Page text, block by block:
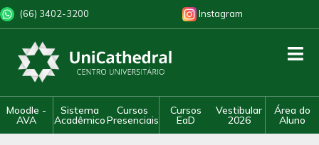
(66) 3402-3200 Instagram
Moodle -
AVA
Sistema
Acadêmico
Cursos
Presenciais
Cursos
EaD
Vestibular
2026
Área do
Aluno